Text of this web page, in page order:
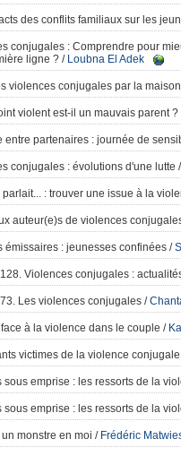
des conflits familiaux sur les
conjugales : Comprendre pour
ligne ?/ Loubna El Adek
violences conjugales par la maison
violent est-il un mauvais parent ?
entre partenaires: journée de
conjugales: évolutions d'une lutte /
: trouver une issue à la
auteur(e)s de violences
émissaires: jeunesses confinées/
Violences conjugales:
Les violences conjugales/
face à la violence dans le couple /
victimes de la violence conjugale
sous emprise : les ressorts de la
sous emprise : les ressorts de la
un monstre en moi / Frédéric